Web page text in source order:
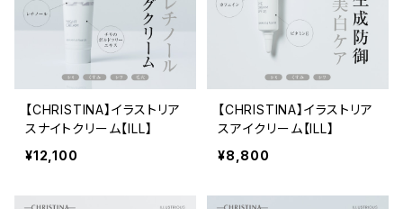
【CHRISTINA】イラストリア
スナイトクリーム【ILL】
¥12,100
【CHRISTINA】イラストリア
スアイクリーム【ILL】
¥8,800